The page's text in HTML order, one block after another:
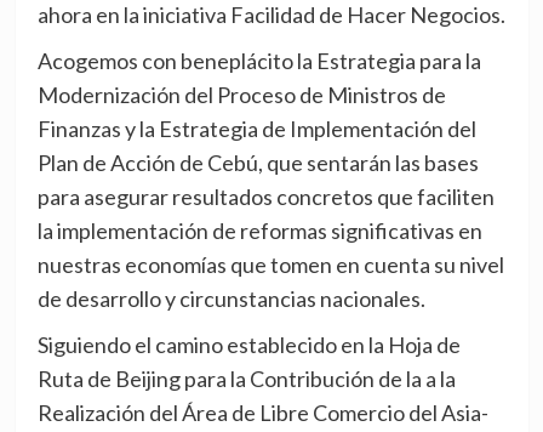
ahora en la iniciativa Facilidad de Hacer Negocios.
Acogemos con beneplácito la Estrategia para la
Modernización del Proceso de Ministros de
Finanzas y la Estrategia de Implementación del
Plan de Acción de Cebú, que sentarán las bases
para asegurar resultados concretos que faciliten
la implementación de reformas significativas en
nuestras economías que tomen en cuenta su nivel
de desarrollo y circunstancias nacionales.
Siguiendo el camino establecido en la Hoja de
Ruta de Beijing para la Contribución de la a la
Realización del Área de Libre Comercio del Asia-